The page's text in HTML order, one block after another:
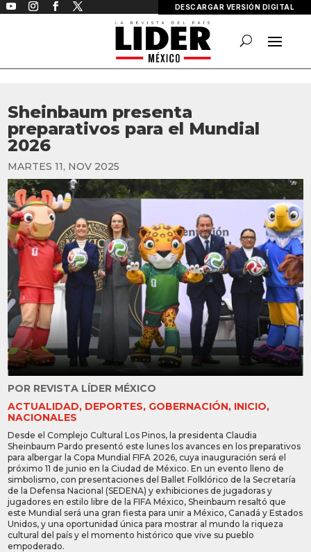
DESCARGAR VERSIÓN DIGITAL
Sheinbaum presenta
preparativos para el Mundial
2026
MARTES 11, NOV 2025
POR REVISTA LÍDER MÉXICO
ACTUALIDAD, DEPORTES, GOBERNACIÓN, INICIO,
NACIONALES
Desde el Complejo Cultural Los Pinos, la presidenta Claudia
Sheinbaum Pardo presentó este lunes los avances en los preparativos
para albergar la Copa Mundial FIFA 2026, cuya inauguración será el
próximo 11 de junio en la Ciudad de México. En un evento lleno de
simbolismo, con presentaciones del Ballet Folklórico de la Secretaría
de la Defensa Nacional (SEDENA) y exhibiciones de jugadoras y
jugadores en estilo libre de la FIFA México, Sheinbaum resaltó que
este Mundial será una gran fiesta para unir a México, Canadá y Estados
Unidos, y una oportunidad única para mostrar al mundo la riqueza
cultural del país y el momento histórico que vive su pueblo
empoderado.